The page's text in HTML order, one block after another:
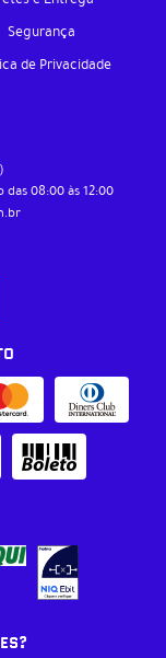
Segurança
de Privacidade
das 08:00 às 12:00